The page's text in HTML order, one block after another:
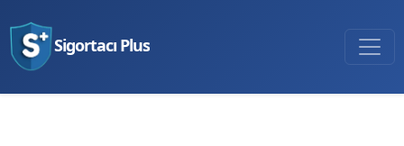
Sigortacı Plus